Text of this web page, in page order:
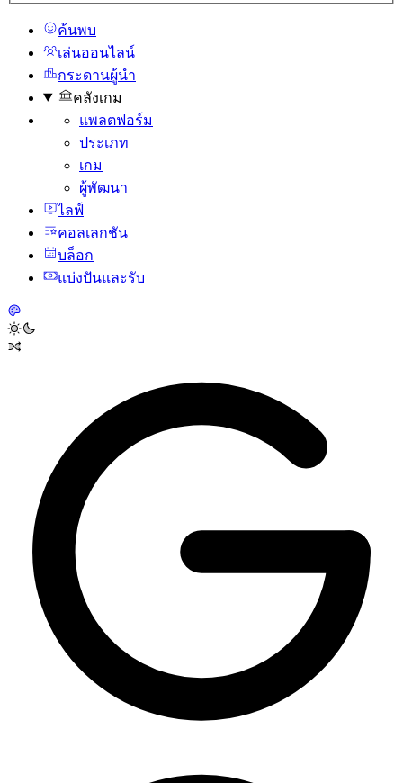
ค้นพบ
เล่นออนไลน์
กระดานผู้นํา
คลังเกม
แพลตฟอร์ม
ประเภท
เกม
ผู้พัฒนา
ไลฟ์
คอลเลกชัน
บล็อก
แบ่งปันและรับ